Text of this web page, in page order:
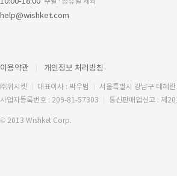
help@wishket.com
이용약관 개인정보 처리방침
㈜위시켓 대표이사 : 박우범
서울특별시 강남구 테헤
사업자등록번호 : 209-81-57303
통신판매업신고 : 제
© 2013 Wishket Corp.